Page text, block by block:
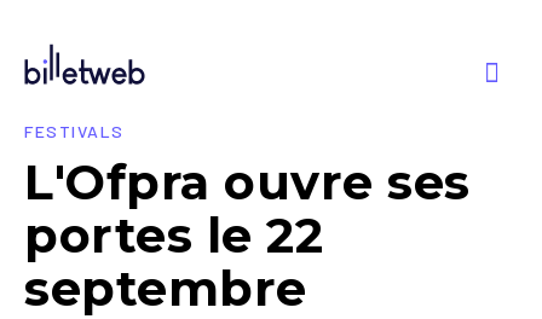
FESTIVALS
L'Ofpra ouvre ses
portes le 22
septembre